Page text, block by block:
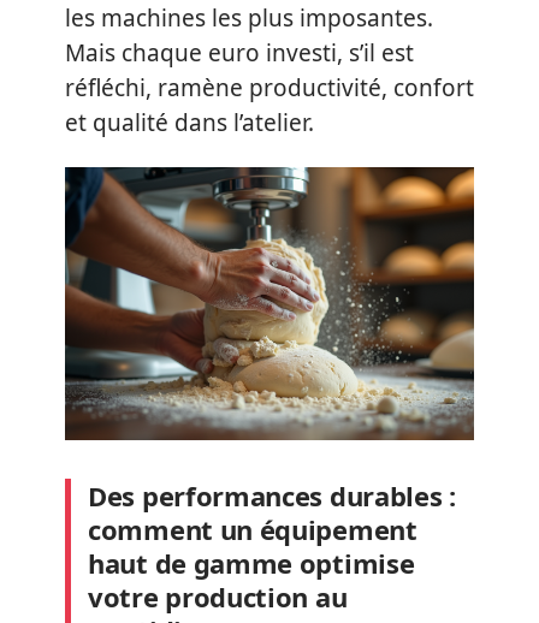
les machines les plus imposantes.
Mais chaque euro investi, s’il est
réfléchi, ramène productivité, confort
et qualité dans l’atelier.
Des performances durables :
comment un équipement
haut de gamme optimise
votre production au